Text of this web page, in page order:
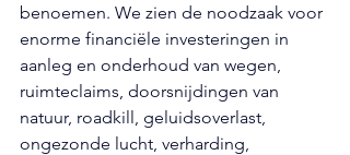
benoemen. We zien de noodzaak voor
enorme financiële investeringen in
aanleg en onderhoud van wegen,
ruimteclaims, doorsnijdingen van
natuur, roadkill, geluidsoverlast,
ongezonde lucht, verharding,